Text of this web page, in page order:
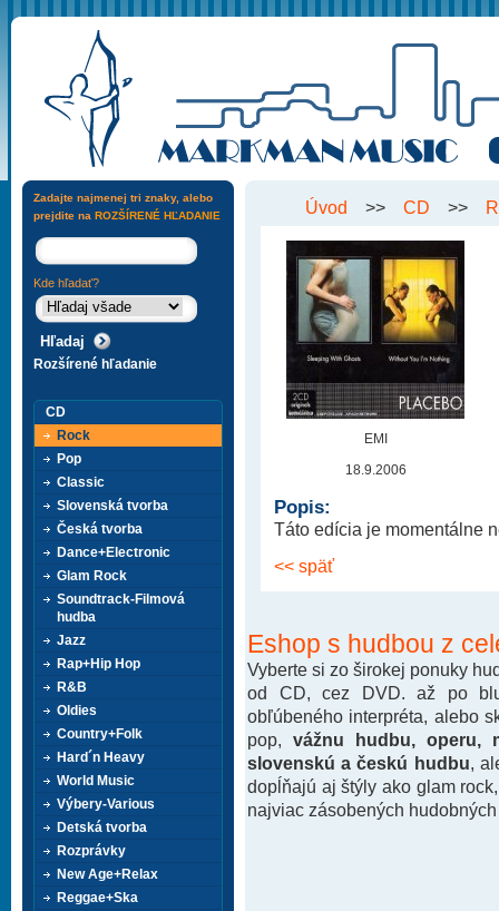
Úvod >> CD >>
EMI
18.9.2006
Popis:
Táto edícia je momentálne
<< späť
Eshop s hudbou z
Vyberte si zo širokej ponuky
od CD, cez DVD. až po
obľúbeného interpréta, alebo
pop, vážnu hudbu, operu,
slovenskú a českú hudbu ,
dopĺňajú aj štýly ako glam
najviac zásobených
Zadajte najmenej tri znaky, alebo
prejdite na ROZŠÍRENÉ HĽADANIE
Kde hľadať?
Rozšírené hľadanie
CD
Rock
Pop
Classic
Slovenská tvorba
Česká tvorba
Dance+Electronic
Glam Rock
Soundtrack-Filmová
hudba
Jazz
Rap+Hip Hop
R&B
Oldies
Country+Folk
Hard´n Heavy
World Music
Výbery-Various
Detská tvorba
Rozprávky
New Age+Relax
Reggae+Ska